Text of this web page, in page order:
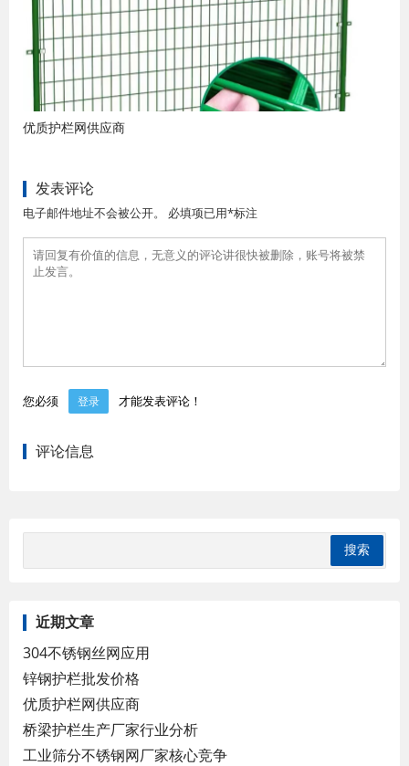
优质护栏网供应商
发表评论
电子邮件地址不会被公开。 必填项已用*标注
您必须 登录 才能发表评论！
评论信息
近期文章
304不锈钢丝网应用
锌钢护栏批发价格
优质护栏网供应商
桥梁护栏生产厂家行业分析
工业筛分不锈钢网厂家核心竞争